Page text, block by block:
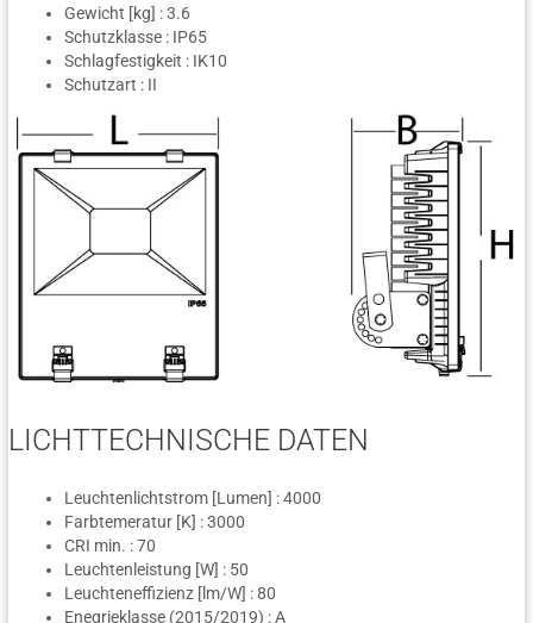
Gewicht [kg] : 3.6
Schutzklasse : IP65
Schlagfestigkeit : IK10
Schutzart : II
LICHTTECHNISCHE DATEN
Leuchtenlichtstrom [Lumen] : 4000
Farbtemeratur [K] : 3000
CRI min. : 70
Leuchtenleistung [W] : 50
Leuchteneffizienz [lm/W] : 80
Enegrieklasse (2015/2019) : A